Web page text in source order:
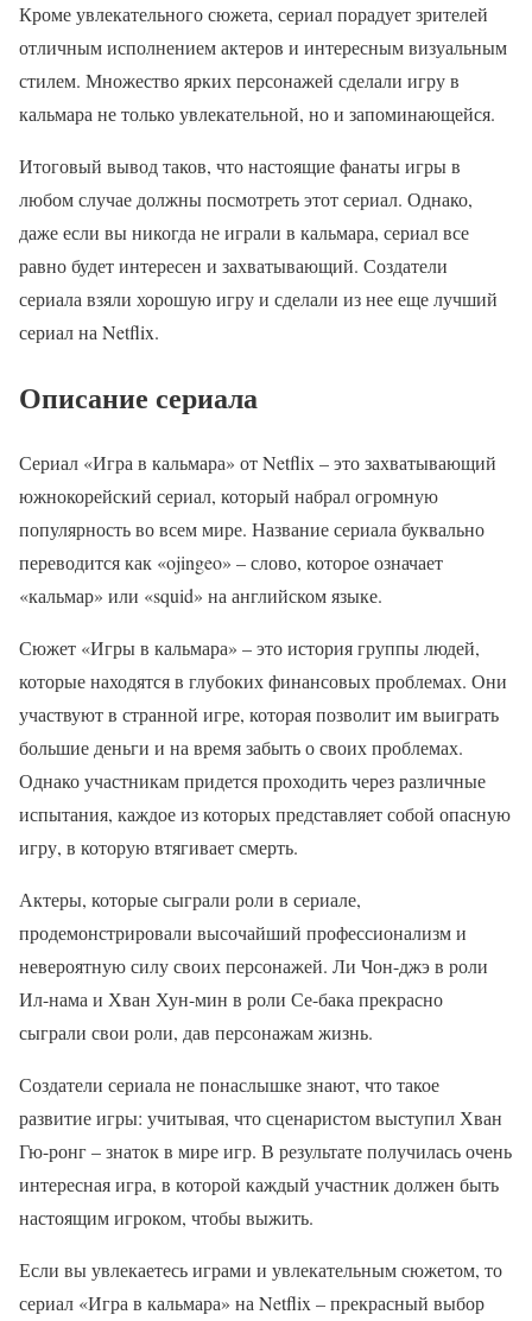
Кроме увлекательного сюжета, сериал порадует зрителей
отличным исполнением актеров и интересным визуальным
стилем. Множество ярких персонажей сделали игру в
кальмара не только увлекательной, но и запоминающейся.
Итоговый вывод таков, что настоящие фанаты игры в
любом случае должны посмотреть этот сериал. Однако,
даже если вы никогда не играли в кальмара, сериал все
равно будет интересен и захватывающий. Создатели
сериала взяли хорошую игру и сделали из нее еще лучший
сериал на Netflix.
Описание сериала
Сериал «Игра в кальмара» от Netflix – это захватывающий
южнокорейский сериал, который набрал огромную
популярность во всем мире. Название сериала буквально
переводится как «ojingeo» – слово, которое означает
«кальмар» или «squid» на английском языке.
Сюжет «Игры в кальмара» – это история группы людей,
которые находятся в глубоких финансовых проблемах. Они
участвуют в странной игре, которая позволит им выиграть
большие деньги и на время забыть о своих проблемах.
Однако участникам придется проходить через различные
испытания, каждое из которых представляет собой опасную
игру, в которую втягивает смерть.
Актеры, которые сыграли роли в сериале,
продемонстрировали высочайший профессионализм и
невероятную силу своих персонажей. Ли Чон-джэ в роли
Ил-нама и Хван Хун-мин в роли Се-бака прекрасно
сыграли свои роли, дав персонажам жизнь.
Создатели сериала не понаслышке знают, что такое
развитие игры: учитывая, что сценаристом выступил Хван
Гю-ронг – знаток в мире игр. В результате получилась очень
интересная игра, в которой каждый участник должен быть
настоящим игроком, чтобы выжить.
Если вы увлекаетесь играми и увлекательным сюжетом, то
сериал «Игра в кальмара» на Netflix – прекрасный выбор